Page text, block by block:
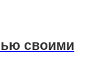
своими